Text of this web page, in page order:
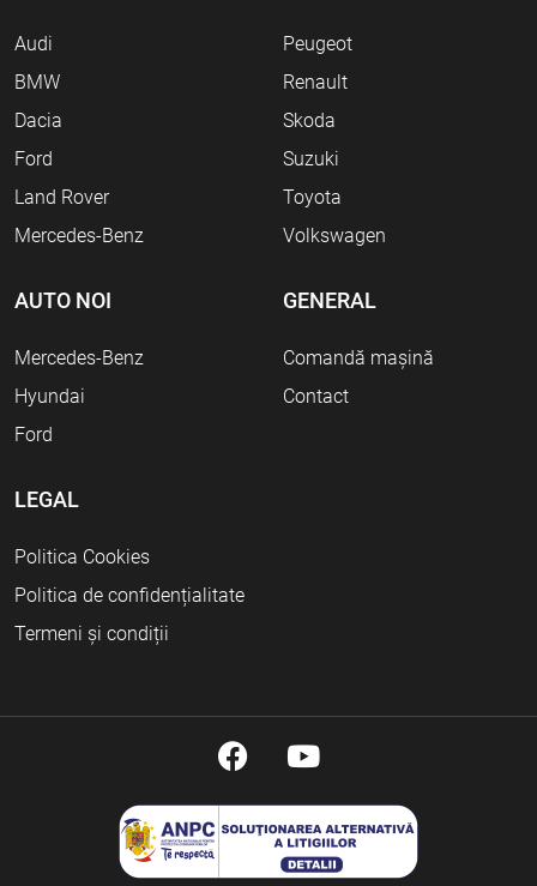
Audi
BMW
Dacia
Ford
Land Rover
Mercedes-Benz
Peugeot
Renault
Skoda
Suzuki
Toyota
Volkswagen
AUTO NOI
Mercedes-Benz
Hyundai
Ford
GENERAL
Comandă mașină
Contact
LEGAL
Politica Cookies
Politica de confidențialitate
Termeni și condiții